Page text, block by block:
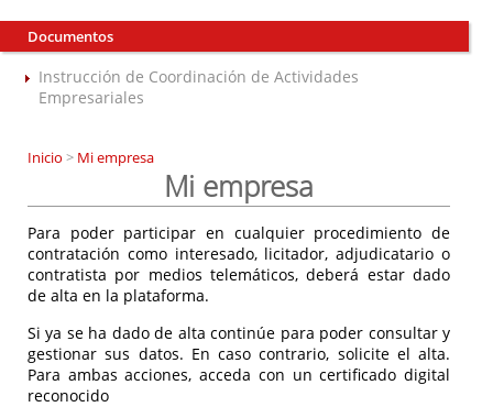
Documentos
Instrucción de Coordinación de Actividades
Empresariales
Inicio > Mi empresa
Mi empresa
Para poder participar en cualquier procedimiento de
contratación como interesado, licitador, adjudicatario o
contratista por medios telemáticos, deberá estar dado
de alta en la plataforma.
Si ya se ha dado de alta continúe para poder consultar y
gestionar sus datos. En caso contrario, solicite el alta.
Para ambas acciones, acceda con un certificado digital
reconocido